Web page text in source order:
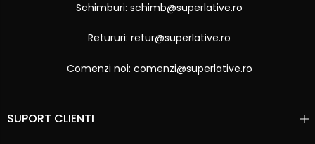
Schimburi: schimb@superlative.ro
Retururi: retur@superlative.ro
Comenzi noi: comenzi@superlative.ro
SUPORT CLIENTI